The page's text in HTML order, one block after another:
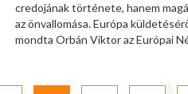
credojának története, hanem
az önvallomása. Európa
mondta Orbán Viktor az Európai